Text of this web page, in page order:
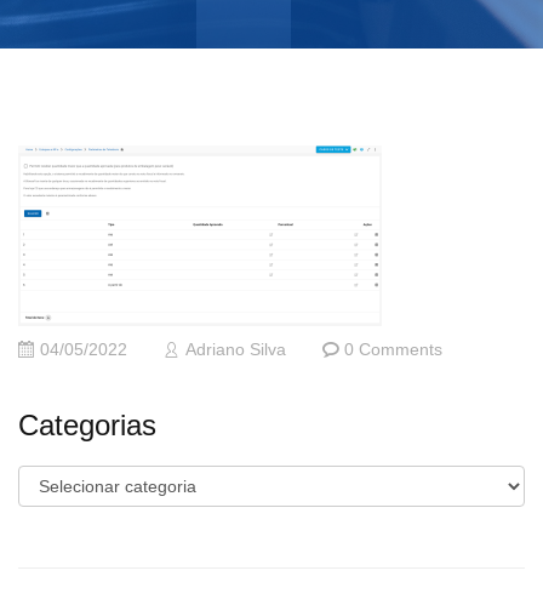
04/05/2022 Adriano Silva 0 Comments
Categorias
Categorias